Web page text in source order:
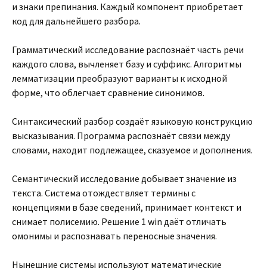
и знаки препинания. Каждый компонент приобретает
код для дальнейшего разбора.
Грамматический исследование распознаёт часть речи
каждого слова, вычленяет базу и суффикс. Алгоритмы
лемматизации преобразуют варианты к исходной
форме, что облегчает сравнение синонимов.
Синтаксический разбор создаёт языковую конструкцию
высказывания. Программа распознаёт связи между
словами, находит подлежащее, сказуемое и дополнения.
Семантический исследование добывает значение из
текста. Система отождествляет термины с
концепциями в базе сведений, принимает контекст и
снимает полисемию. Решение 1 win даёт отличать
омонимы и распознавать переносные значения.
Нынешние системы используют математические